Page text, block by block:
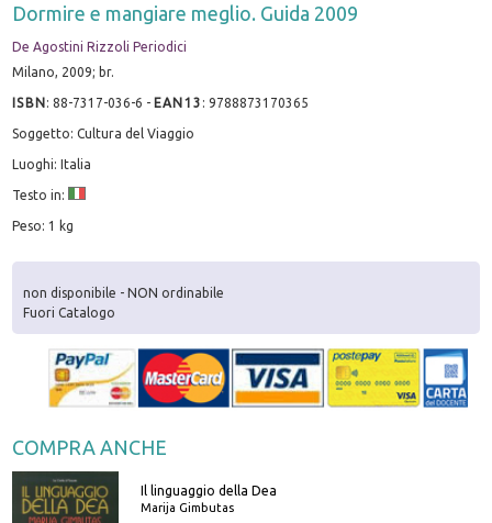
Dormire e mangiare meglio. Guida 2009
De Agostini Rizzoli Periodici
Milano, 2009; br.
ISBN:88-7317-036-6 - EAN13 :9788873170365
Soggetto: Cultura del Viaggio
Luoghi: Italia
Testo in:
Peso: 1 kg
non disponibile - NON ordinabile
Fuori Catalogo
COMPRA ANCHE
Il linguaggio della Dea
Marija Gimbutas